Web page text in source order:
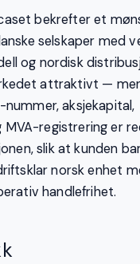
bekrefter et
selskaper med
og nordisk
attraktivt —
nummer, aksjekapital,
registrering er
slik at kunden
norsk enhet
handlefrihet.